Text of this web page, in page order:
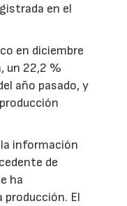
en el
en diciembre
un 22,2 %
año pasado, y
la información
de
ha
producción. El